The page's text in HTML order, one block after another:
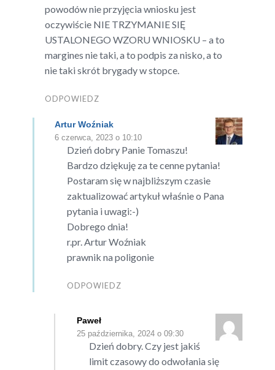
powodów nie przyjęcia wniosku jest
oczywiście NIE TRZYMANIE SIĘ
USTALONEGO WZORU WNIOSKU – a to
margines nie taki, a to podpis za nisko, a to
nie taki skrót brygady w stopce.
ODPOWIEDZ
Artur Woźniak
6 czerwca, 2023 o 10:10
Dzień dobry Panie Tomaszu!
Bardzo dziękuję za te cenne pytania!
Postaram się w najbliższym czasie
zaktualizować artykuł właśnie o Pana
pytania i uwagi:-)
Dobrego dnia!
r.pr. Artur Woźniak
prawnik na poligonie
ODPOWIEDZ
Paweł
25 października, 2024 o 09:30
Dzień dobry. Czy jest jakiś
limit czasowy do odwołania się